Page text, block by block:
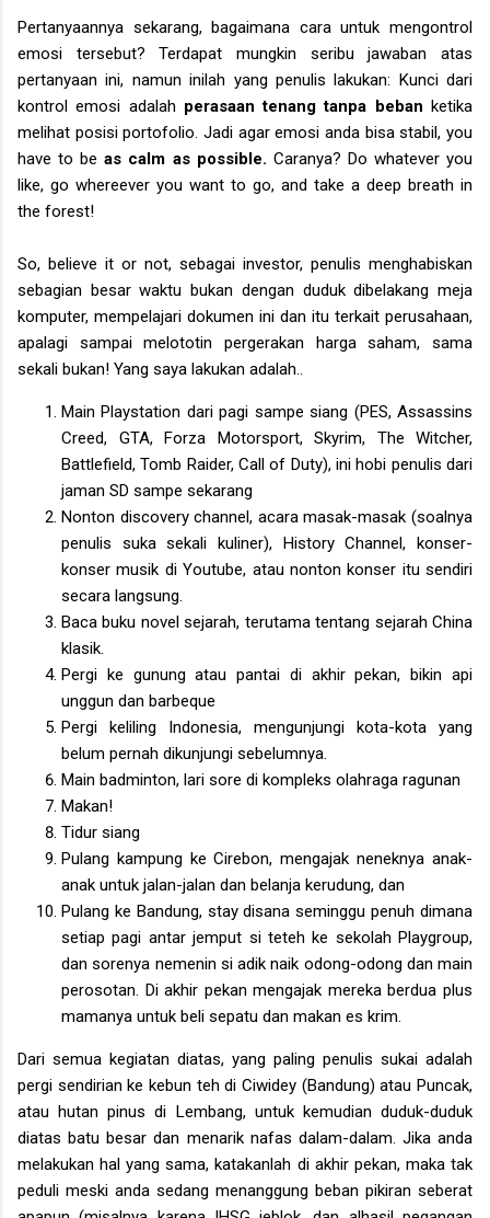
Pertanyaannya sekarang, bagaimana cara untuk mengontrol
emosi tersebut? Terdapat mungkin seribu jawaban atas
pertanyaan ini, namun inilah yang penulis lakukan: Kunci dari
kontrol emosi adalah perasaan tenang tanpa bebanketika
melihat posisi portofolio. Jadi agar emosi anda bisa stabil, you
have to beas calm as possible. Caranya? Do whatever you
like, go whereever you want to go, and take a deep breath in
the forest!
So, believe it or not, sebagai investor, penulis menghabiskan
sebagian besar waktu bukan dengan duduk dibelakang meja
komputer, mempelajari dokumen ini dan itu terkait perusahaan,
apalagi sampai melototin pergerakan harga saham, sama
sekali bukan! Yang saya lakukan adalah..
Main Playstation dari pagi sampe siang (PES, Assassins
Creed, GTA, Forza Motorsport, Skyrim, The Witcher,
Battlefield, Tomb Raider, Call of Duty), ini hobi penulis dari
jaman SD sampe sekarang
Nonton discovery channel, acara masak-masak (soalnya
penulis suka sekali kuliner), History Channel, konser-
konser musik di Youtube, atau nonton konser itu sendiri
secara langsung.
Baca buku novel sejarah, terutama tentang sejarah China
klasik.
Pergi ke gunung atau pantai di akhir pekan, bikin api
unggun dan barbeque
Pergi keliling Indonesia, mengunjungi kota-kota yang
belum pernah dikunjungi sebelumnya.
Main badminton, lari sore di kompleks olahraga ragunan
Makan!
Tidur siang
Pulang kampung ke Cirebon, mengajak neneknya anak-
anak untuk jalan-jalan dan belanja kerudung, dan
Pulang ke Bandung, stay disana seminggu penuh dimana
setiap pagi antar jemput si teteh ke sekolah Playgroup,
dan sorenya nemenin si adik naik odong-odong dan main
perosotan. Di akhir pekan mengajak mereka berdua plus
mamanya untuk beli sepatu dan makan es krim.
Dari semua kegiatan diatas, yang paling penulis sukai adalah
pergi sendirian ke kebun teh di Ciwidey (Bandung) atau Puncak,
atau hutan pinus di Lembang, untuk kemudian duduk-duduk
diatas batu besar dan menarik nafas dalam-dalam. Jika anda
melakukan hal yang sama, katakanlah di akhir pekan, maka tak
peduli meski anda sedang menanggung beban pikiran seberat